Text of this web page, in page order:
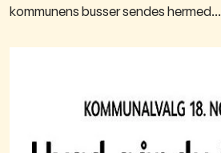
kommunens busser sendes hermed...